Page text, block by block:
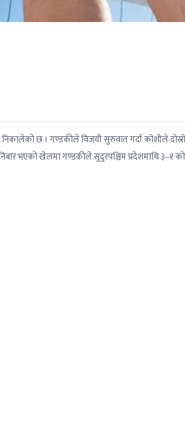
निकालेको छ । गण्डकीले विजयी सुरुवात गर्दा कोशीले
भएको खेलमा गण्डकीले सुदुरपश्चिम प्रदेशमाथि